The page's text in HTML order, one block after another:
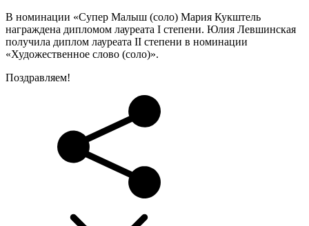
В номинации «Супер Малыш (соло) Мария Кукштель
награждена дипломом лауреата I степени. Юлия Левшинская
получила диплом лауреата II степени в номинации
«Художественное слово (соло)».
Поздравляем!